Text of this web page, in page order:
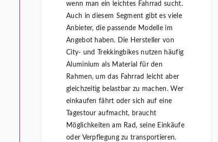
wenn man ein leichtes Fahrrad sucht.
Auch in diesem Segment gibt es viele
Anbieter, die passende Modelle im
Angebot haben. Die Hersteller von
City- und Trekkingbikes nutzen häufig
Aluminium als Material für den
Rahmen, um das Fahrrad leicht aber
gleichzeitig belastbar zu machen. Wer
einkaufen fährt oder sich auf eine
Tagestour aufmacht, braucht
Möglichkeiten am Rad, seine Einkäufe
oder Verpflegung zu transportieren.